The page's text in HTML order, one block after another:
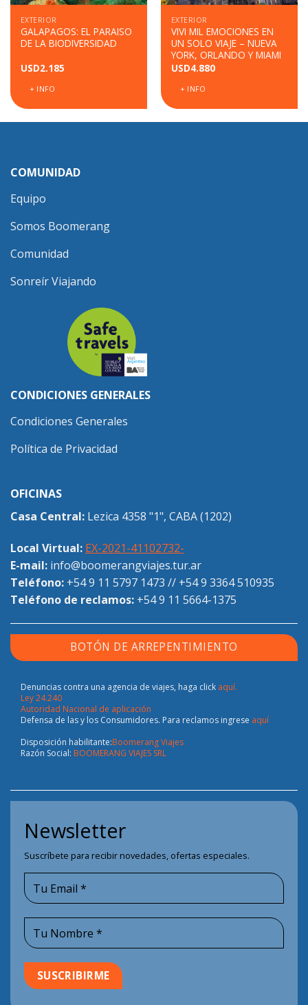
EXTERIOR
GALAPAGOS: EL PARAISO
DE LA BIODIVERSIDAD
USD2.185
+ INFO
EXTERIOR
VIVI MIL EMOCIONES EN
UN SOLO VIAJE – NUEVA
YORK, ORLANDO Y MIAMI
USD4.880
+ INFO
COMUNIDAD
Equipo
Somos Boomerang
Comunidad
Sonreír Viajando
CONDICIONES GENERALES
Condiciones Generales
Política de Privacidad
OFICINAS
Casa Central: Lezica 4358 "1", CABA (1202)
Local Virtual: EX-2021-41102732-
E-mail: info@boomerangviajes.tur.ar
Teléfono: +54 9 11 5797 1473 // +54 9 3364 510935
Teléfono de reclamos: +54 9 11 5664-1375
BOTÓN DE ARREPENTIMIENTO
Denuncias contra una agencia de viajes, haga click aquí.
Ley 24.240
Autoridad Nacional de aplicación
Defensa de las y los Consumidores. Para reclamos ingrese aquí
Disposición habilitante:Boomerang Viajes
Razón Social: BOOMERANG VIAJES SRL
Newsletter
Suscríbete para recibir novedades, ofertas especiales.